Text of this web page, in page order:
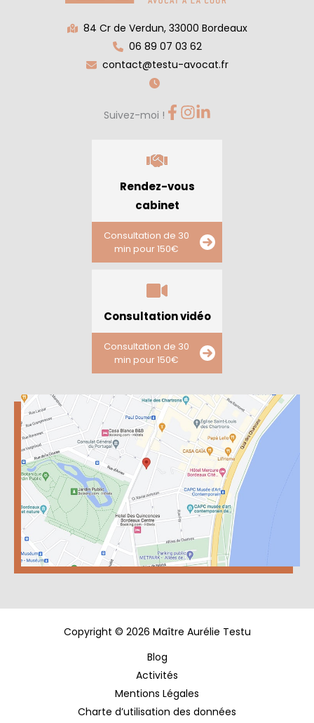
84 Cr de Verdun, 33000 Bordeaux
06 89 07 03 62
contact@testu-avocat.fr
Suivez-moi !
Rendez-vous
cabinet
Consultation de 30
min pour 150€
Consultation vidéo
Consultation de 30
min pour 150€
Copyright © 2026 Maître Aurélie Testu
Blog
Activités
Mentions Légales
Charte d’utilisation des données